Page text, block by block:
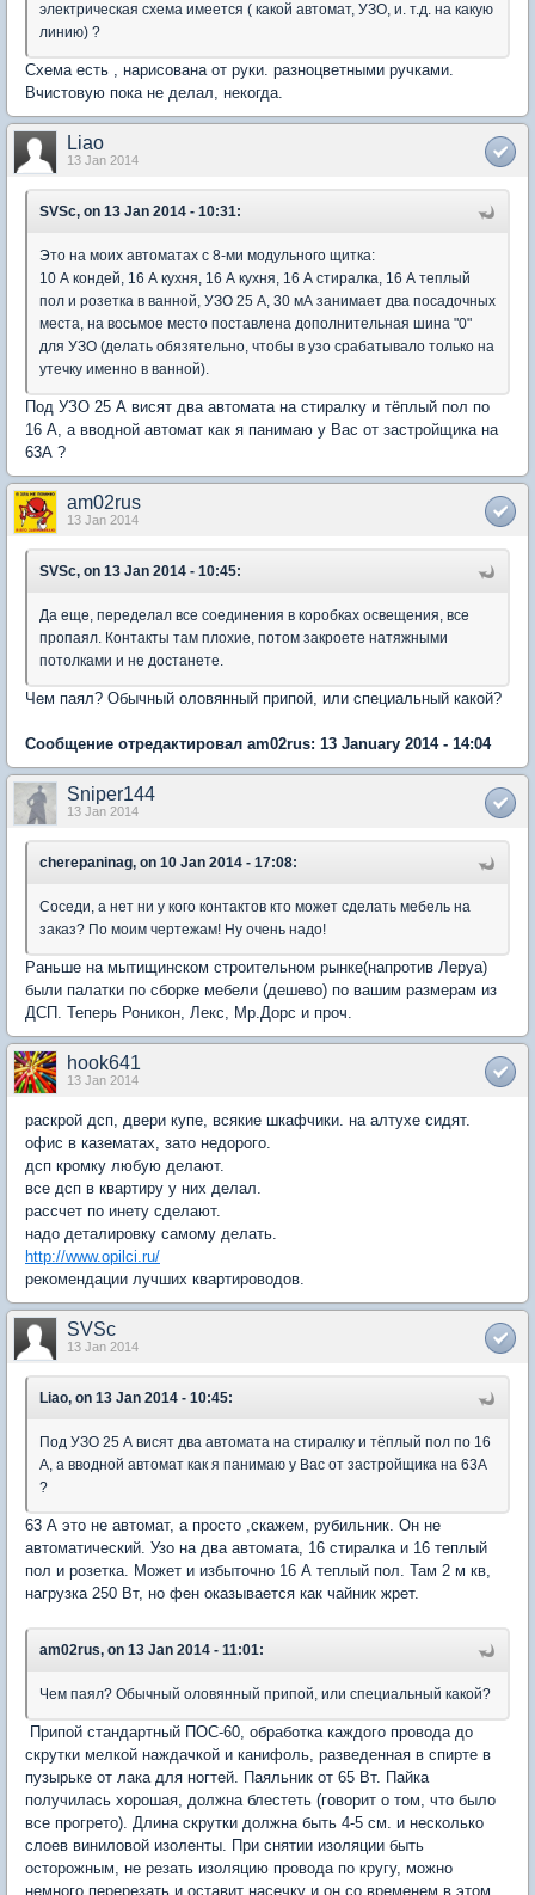
электрическая схема имеется ( какой автомат, УЗО, и. т.д. на какую
линию) ?
Схема есть , нарисована от руки. разноцветными ручками.
Вчистовую пока не делал, некогда.
Liao
13 Jan 2014
SVSc, on 13 Jan 2014 - 10:31:
Это на моих автоматах с 8-ми модульного щитка:
10 А кондей, 16 А кухня, 16 А кухня, 16 А стиралка, 16 А теплый
пол и розетка в ванной, УЗО 25 А, 30 мА занимает два посадочных
места, на восьмое место поставлена дополнительная шина "0"
для УЗО (делать обязятельно, чтобы в узо срабатывало только на
утечку именно в ванной).
Под УЗО 25 А висят два автомата на стиралку и тёплый пол по
16 А, а вводной автомат как я панимаю у Вас от застройщика на
63А ?
am02rus
13 Jan 2014
SVSc, on 13 Jan 2014 - 10:45:
Да еще, переделал все соединения в коробках освещения, все
пропаял. Контакты там плохие, потом закроете натяжными
потолками и не достанете.
Чем паял? Обычный оловянный припой, или специальный какой?
Сообщение отредактировал am02rus: 13 January 2014 - 14:04
Sniper144
13 Jan 2014
cherepaninag, on 10 Jan 2014 - 17:08:
Соседи, а нет ни у кого контактов кто может сделать мебель на
заказ? По моим чертежам! Ну очень надо!
Раньше на мытищинском строительном рынке(напротив Леруа)
были палатки по сборке мебели (дешево) по вашим размерам из
ДСП. Теперь Роникон, Лекс, Мр.Дорс и проч.
hook641
13 Jan 2014
раскрой дсп, двери купе, всякие шкафчики. на алтухе сидят.
офис в казематах, зато недорого.
дсп кромку любую делают.
все дсп в квартиру у них делал.
рассчет по инету сделают.
надо деталировку самому делать.
http://www.opilci.ru/
рекомендации лучших квартироводов.
SVSc
13 Jan 2014
Liao, on 13 Jan 2014 - 10:45:
Под УЗО 25 А висят два автомата на стиралку и тёплый пол по 16
А, а вводной автомат как я панимаю у Вас от застройщика на 63А
?
63 А это не автомат, а просто ,скажем, рубильник. Он не
автоматический. Узо на два автомата, 16 стиралка и 16 теплый
пол и розетка. Может и избыточно 16 А теплый пол. Там 2 м кв,
нагрузка 250 Вт, но фен оказывается как чайник жрет.
am02rus, on 13 Jan 2014 - 11:01:
Чем паял? Обычный оловянный припой, или специальный какой?
Припой стандартный ПОС-60, обработка каждого провода до
скрутки мелкой наждачкой и канифоль, разведенная в спирте в
пузырьке от лака для ногтей. Паяльник от 65 Вт. Пайка
получилась хорошая, должна блестеть (говорит о том, что было
все прогрето). Длина скрутки должна быть 4-5 см. и несколько
слоев виниловой изоленты. При снятии изоляции быть
осторожным, не резать изоляцию провода по кругу, можно
немного перерезать и оставит насечку и он со временем в этом